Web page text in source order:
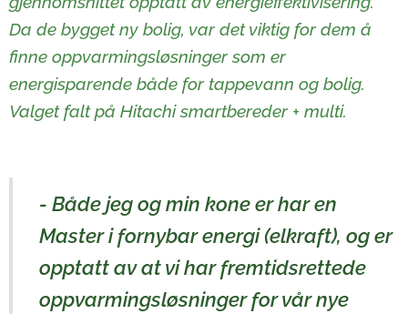
Da de bygget ny bolig, var det viktig for dem å
finne oppvarmingsløsninger som er
energisparende både for tappevann og bolig.
Valget falt på Hitachi smartbereder + multi.
- Både jeg og min kone er har en
Master i fornybar energi (elkraft), og er
opptatt av at vi har fremtidsrettede
oppvarmingsløsninger for vår nye